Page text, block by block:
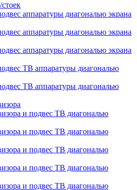
аппаратуры диагональю экрана
аппаратуры диагональю экрана
аппаратуры диагональю экрана
ТВ аппаратуры диагональю
ТВ аппаратуры диагональю
и подвес ТВ диагональю
и подвес ТВ диагональю
и подвес ТВ диагональю
и подвес ТВ диагональю
и подвес ТВ диагональю